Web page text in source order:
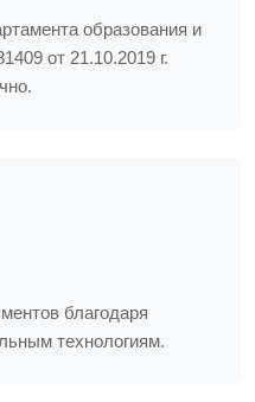
образования и
от 21.10.2019 г.
благодаря
технологиям.